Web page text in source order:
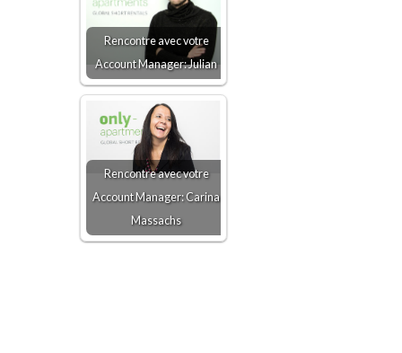
Rencontre avec votre
Account Manager: Julian
Rencontre avec votre
Account Manager: Carina
Massachs